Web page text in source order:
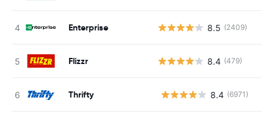
Enterprise 8.5 (2409)
Flizzr 8.4 (479)
Thrifty 8.4 (6971)